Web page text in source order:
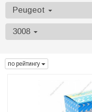
Peugeot
3008
по рейтингу